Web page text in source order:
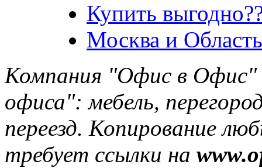
Купить
Москва и
Компания "Офис в Офис"
офиса": мебель,
переезд. Копирование
требует ссылки на